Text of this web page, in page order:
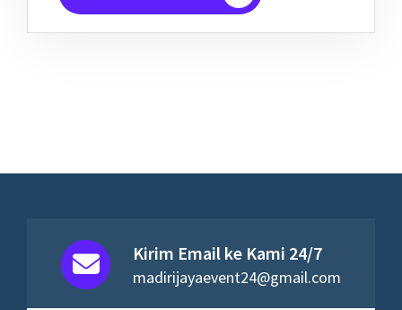
Kirim Email ke Kami 24/7
madirijayaevent24@gmail.com